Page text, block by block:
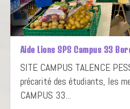
Aide Lions SPS Campus 33
SITE CAMPUS TALENCE
précarité des étudiants, les
CAMPUS 33...